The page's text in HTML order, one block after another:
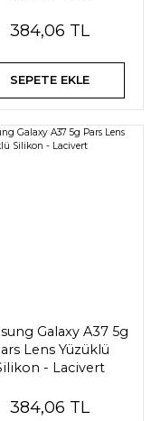
384,06 TL
SEPETE EKLE
Galaxy A37 5g
Lens Yüzüklü
- Lacivert
384,06 TL